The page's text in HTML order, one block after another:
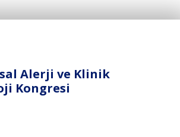
Alerji ve Klinik
Kongresi